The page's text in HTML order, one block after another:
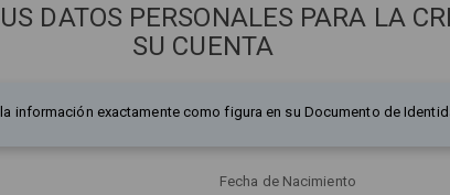
DATOS PERSONALES PARA LA
SU CUENTA
información exactamente como figura en su Documento de
Fecha de Nacimiento